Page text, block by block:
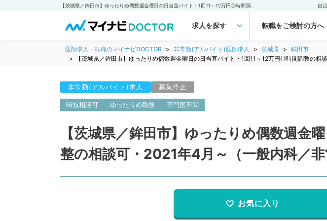
自
求人を探す 転職をご検討の方へ
医師求人・転職のマイナビDOCTOR 非常勤(アルバイト)医師求人 茨城県
鉾田市
【茨城県／鉾田市】ゆったりめ偶数週金曜日の日当直バイト・1回11～12万円◎時間調整の相
非常勤(アルバイト)求人 募集停止
時短相談可 ゆったりめ勤務 専門医不問
【茨城県／鉾田市】ゆったりめ偶数週金
整の相談可・2021年4月～（一般内科／非
お気に入り